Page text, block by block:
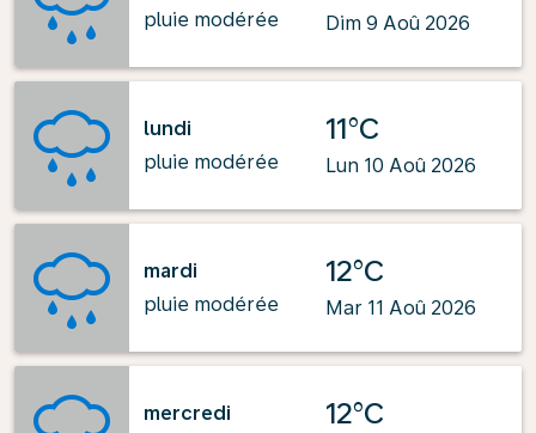
pluie modérée
Dim 9 Aoû 2026
lundi
pluie modérée
11°C
Lun 10 Aoû 2026
mardi
pluie modérée
12°C
Mar 11 Aoû 2026
mercredi
12°C